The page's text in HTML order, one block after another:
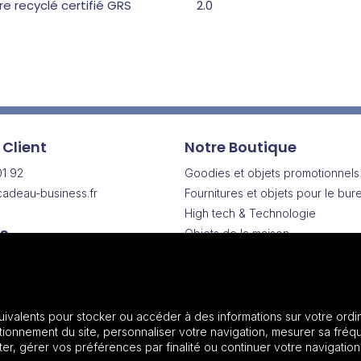
recyclé certifié GRS
2.0
Client
92
business.fr
Notre Boutique
Goodies et objets promotionnels
Fournitures et objets pour le
High tech & Technologie
Objets de la maison
Maroquinerie
Plantes et graines
Outils, bricolage et voiture
pour stocker ou accéder à des informations sur votre
du site, personnaliser votre navigation, mesurer sa
gérer vos préférences par finalité ou continuer votre